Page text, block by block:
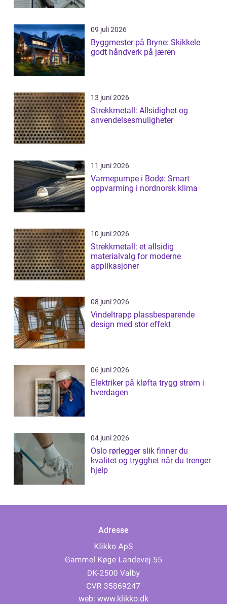
09 juli 2026
Byggmester på Bryne: Skikkele
godt håndverk på jæren
13 juni 2026
Strekkmetall: Allsidighet og
anvendelsesmuligheter
11 juni 2026
Varmepumpe i Bodø: Smart
oppvarming i nordnorsk klima
10 juni 2026
Strekkmetall: et allsidig
materialvalg for moderne
applikasjoner
08 juni 2026
Vindeltrapp plassbesparende
design med stor effekt
06 juni 2026
Elektriker på kløfta trygg strøm i
hverdagen
04 juni 2026
Oslo rørlegger slik finner du
kvalitet og trygghet når du trenger
hjelp
Adresse
web: www.klikko.dk